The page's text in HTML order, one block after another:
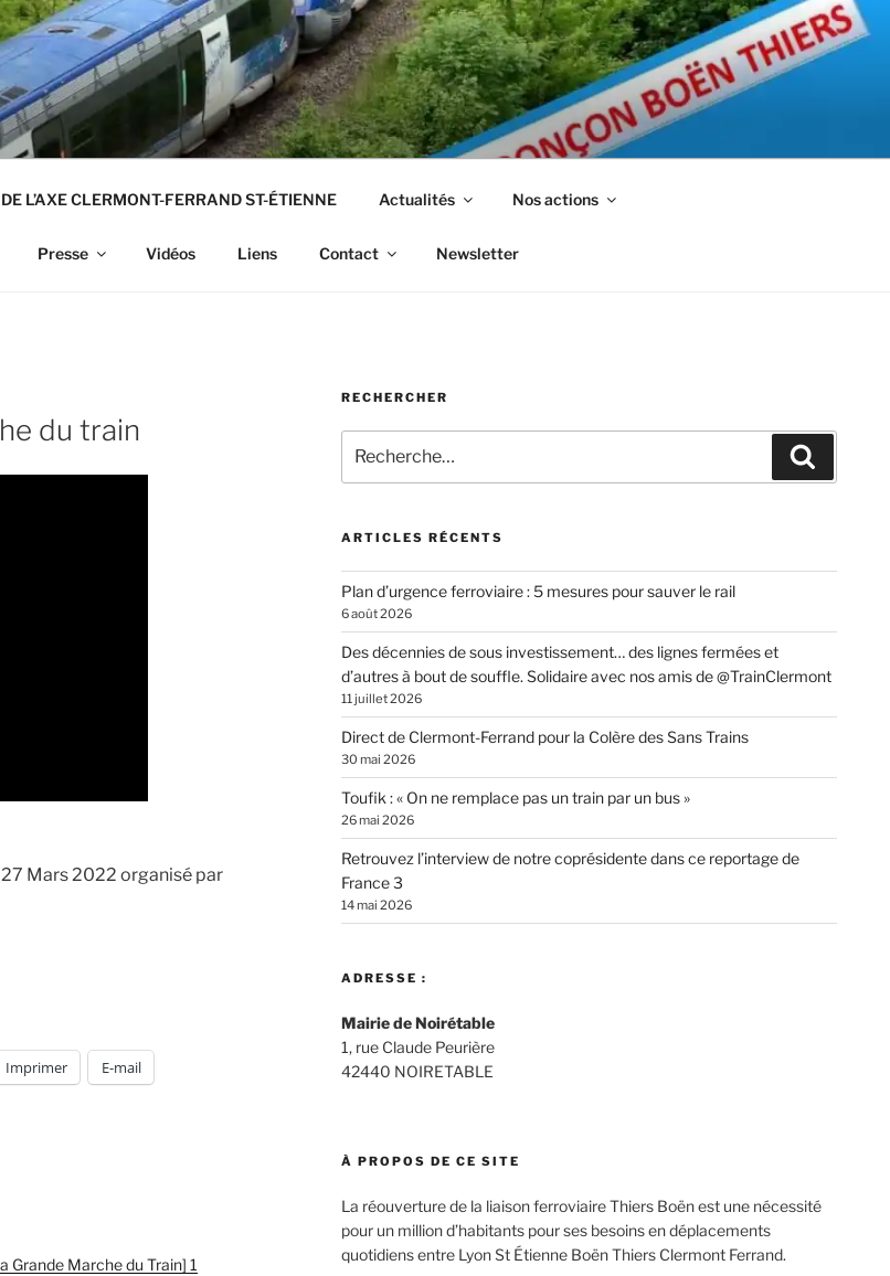
L’AXE CLERMONT-FERRAND ST-ÉTIENNE Actualités Nos actions
Presse Vidéos Liens Contact Newsletter
du train
Mars 2022 organisé par
Imprimer E-mail
Grande Marche du Train] 1
RECHERCHER
pour
:
ARTICLES RÉCENTS
Plan d’urgence ferroviaire : 5 mesures pour sauver le rail
6 août 2026
Des décennies de sous investissement… des lignes fermées et
d’autres à bout de souffle. Solidaire avec nos amis de @TrainClermont
11 juillet 2026
Direct de Clermont-Ferrand pour la Colère des Sans Trains
30 mai 2026
Toufik : « On ne remplace pas un train par un bus »
26 mai 2026
Retrouvez l’interview de notre coprésidente dans ce reportage de
France 3
14 mai 2026
ADRESSE :
Mairie de Noirétable
1, rue Claude Peurière
42440 NOIRETABLE
À PROPOS DE CE SITE
La réouverture de la liaison ferroviaire Thiers Boën est une nécessité
pour un million d’habitants pour ses besoins en déplacements
quotidiens entre Lyon St Étienne Boën Thiers Clermont Ferrand.